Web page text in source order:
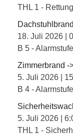
THL 1 -
18. Juli 2026
B 5 -
Zimmerbrand -
5. Juli 2026
B 4 -
5. Juli 2026
THL 1 -